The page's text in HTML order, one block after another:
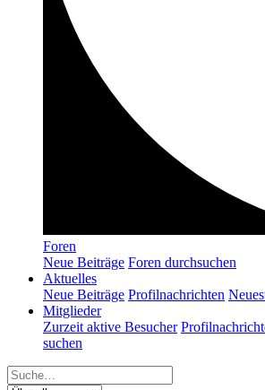
Foren
Neue Beiträge Foren durchsuchen
Aktuelles
Neue Beiträge Profilnachrichten
Mitglieder
Zurzeit aktive Besucher
suchen